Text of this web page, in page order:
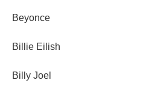
Beyonce
Billie Eilish
Billy Joel